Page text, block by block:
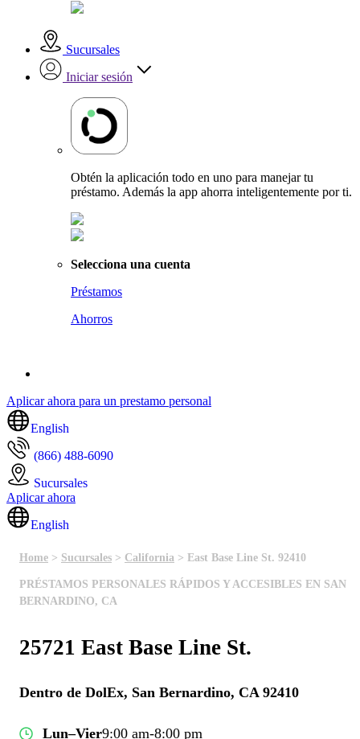
Sucursales
Iniciar sesión
Obtén la aplicación todo en uno para manejar tu
préstamo. Además la app ahorra inteligentemente por ti.
Selecciona una cuenta
Préstamos
Ahorros
Aplicar ahora para un prestamo personal
English
(866) 488-6090
Sucursales
Aplicar ahora
English
Home > Sucursales > California > East Base Line St. 92410
PRÉSTAMOS PERSONALES RÁPIDOS Y ACCESIBLES EN SAN
BERNARDINO, CA
25721 East Base Line St.
Dentro de DolEx, San Bernardino, CA 92410
Lun–Vier9:00 am-8:00 pm